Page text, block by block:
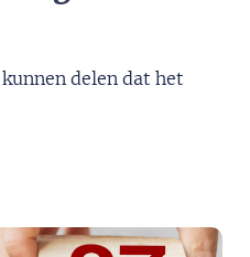
delen dat het